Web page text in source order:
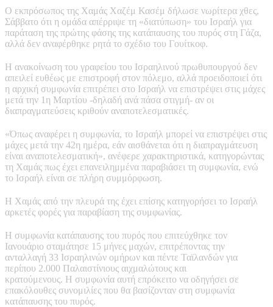
Ο εκπρόσωπος της Χαμάς Χαζέμ Κασέμ δήλωσε νωρίτερα χθες,
Σάββατο ότι η ομάδα απέρριψε τη «διατύπωση» του Ισραήλ για
παράταση της πρώτης φάσης της κατάπαυσης του πυρός στη Γάζα,
αλλά δεν αναφέρθηκε ρητά το σχέδιο του Γουίτκοφ.
Η ανακοίνωση του γραφείου του Ισραηλινού πρωθυπουργού δεν
απειλεί ευθέως με επιστροφή στον πόλεμο, αλλά προειδοποιεί ότι
η αρχική συμφωνία επιτρέπει στο Ισραήλ να επιστρέψει στις μάχες
μετά την 1η Μαρτίου -δηλαδή ανά πάσα στιγμή- αν οι
διαπραγματεύσεις κριθούν αναποτελεσματικές.
«Όπως αναφέρει η συμφωνία, το Ισραήλ μπορεί να επιστρέψει στις
μάχες μετά την 42η ημέρα, εάν αισθάνεται ότι η διαπραγμάτευση
είναι αναποτελεσματική», ανέφερε χαρακτηριστικά, κατηγορώντας
τη Χαμάς πως έχει επανειλημμένα παραβιάσει τη συμφωνία, ενώ
το Ισραήλ είναι σε πλήρη συμμόρφωση.
Η Χαμάς από την πλευρά της έχει επίσης κατηγορήσει το Ισραήλ
αρκετές φορές για παραβίαση της συμφωνίας.
Η συμφωνία κατάπαυσης του πυρός που επιτεύχθηκε τον
Ιανουάριο σταμάτησε 15 μήνες μαχών, επιτρέποντας την
ανταλλαγή 33 Ισραηλινών ομήρων και πέντε Ταϊλανδών για
περίπου 2.000 Παλαιστίνιους αιχμαλώτους και
κρατούμενους. Η συμφωνία αυτή επρόκειτο να οδηγήσει σε
επακόλουθες συνομιλίες που θα βασίζονταν στη συμφωνία
κατάπαυσης του πυρός.